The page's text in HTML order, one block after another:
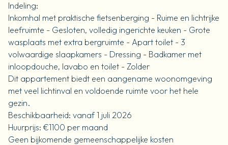
Indeling:
Inkomhal met praktische fietsenberging - Ruime en lichtrijke
leefruimte - Gesloten, volledig ingerichte keuken - Grote
wasplaats met extra bergruimte - Apart toilet - 3
volwaardige slaapkamers - Dressing - Badkamer met
inloopdouche, lavabo en toilet - Zolder
Dit appartement biedt een aangename woonomgeving
met veel lichtinval en voldoende ruimte voor het hele
gezin.
Beschikbaarheid: vanaf 1 juli 2026
Huurprijs: €1100 per maand
Geen bijkomende gemeenschappelijke kosten